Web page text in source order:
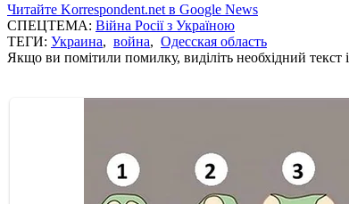
Читайте Korrespondent.net в Google News
СПЕЦТЕМА: Війна Росії з Україною
ТЕГИ: Украина, война, Одесская область
Якщо ви помітили помилку, виділіть необхідний